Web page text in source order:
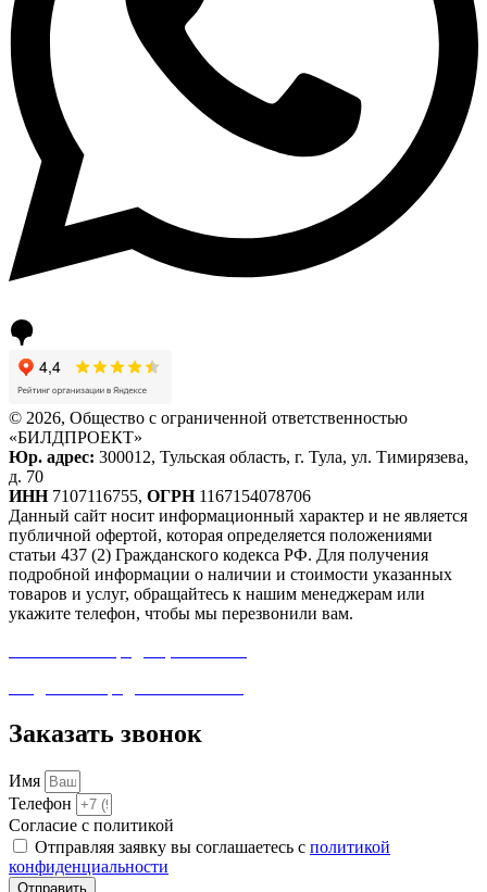
© 2026, Общество с ограниченной ответственностью
«БИЛДПРОЕКТ»
Юр. адрес: 300012, Тульская область, г. Тула, ул. Тимирязева,
д. 70
ИНН7107116755, ОГРН1167154078706
Данный сайт носит информационный характер и не является
публичной офертой, которая определяется положениями
статьи 437 (2) Гражданского кодекса РФ. Для получения
подробной информации о наличии и стоимости указанных
товаров и услуг, обращайтесь к нашим менеджерам или
укажите телефон, чтобы мы перезвонили вам.
Заказать звонок
Имя
Телефон
Согласие с политикой
Отправляя заявку вы соглашаетесь с политикой
конфиденциальности
Отправить